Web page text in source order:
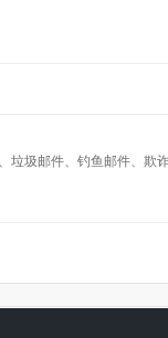
垃圾邮件、钓鱼邮件、欺